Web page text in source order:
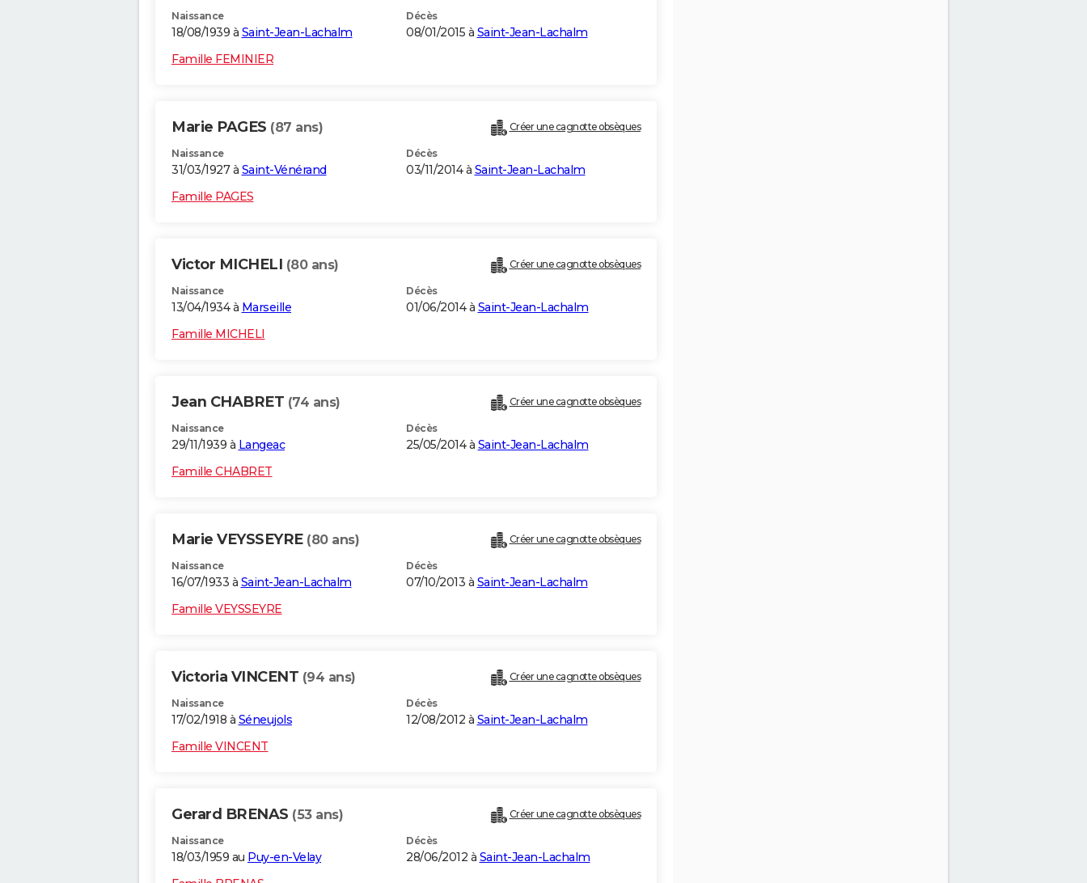
Naissance
18/08/1939 à Saint-Jean-Lachalm
Décès
08/01/2015 à Saint-Jean-Lachalm
Famille FEMINIER
Marie PAGES (87 ans) Créer une cagnotte obsèques
Naissance
31/03/1927 à Saint-Vénérand
Décès
03/11/2014 à Saint-Jean-Lachalm
Famille PAGES
Victor MICHELI (80 ans) Créer une cagnotte obsèques
Naissance
13/04/1934 à Marseille
Décès
01/06/2014 à Saint-Jean-Lachalm
Famille MICHELI
Jean CHABRET (74 ans) Créer une cagnotte obsèques
Naissance
29/11/1939 à Langeac
Décès
25/05/2014 à Saint-Jean-Lachalm
Famille CHABRET
Marie VEYSSEYRE (80 ans) Créer une cagnotte obsèques
Naissance
16/07/1933 à Saint-Jean-Lachalm
Décès
07/10/2013 à Saint-Jean-Lachalm
Famille VEYSSEYRE
Victoria VINCENT (94 ans) Créer une cagnotte obsèques
Naissance
17/02/1918 à Séneujols
Décès
12/08/2012 à Saint-Jean-Lachalm
Famille VINCENT
Gerard BRENAS (53 ans) Créer une cagnotte obsèques
Naissance
18/03/1959 au Puy-en-Velay
Décès
28/06/2012 à Saint-Jean-Lachalm